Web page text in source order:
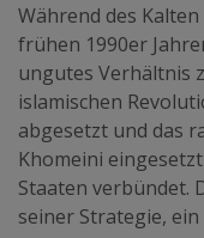
Während des
frühen 1990er
ungutes Verhältnis
islamischen
abgesetzt und das
Khomeini
Staaten verbündet.
seiner Strategie, ein